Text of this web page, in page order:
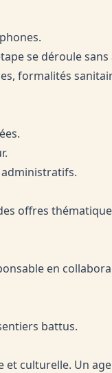
se déroule sans
formalités
administratifs.
offres
en
battus.
et culturelle. Un